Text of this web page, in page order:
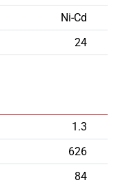
Ni-Cd
24
1.3
626
84